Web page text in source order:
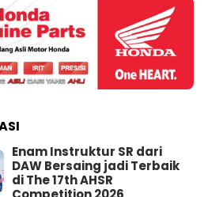
Enam Instruktur SR dari
DAW Bersaing jadi Terbaik
di The 17th AHSR